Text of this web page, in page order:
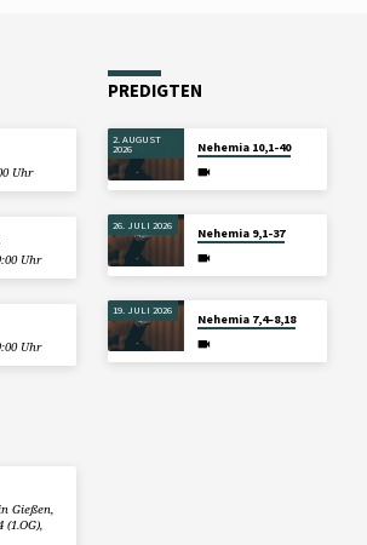
Uhr
Uhr
Uhr
PREDIGTEN
2. AUGUST
2026 Nehemia 10,1-40
26. JULI 2026
Nehemia 9,1-37
19. JULI 2026
Nehemia 7,4–8,18
Gießen,